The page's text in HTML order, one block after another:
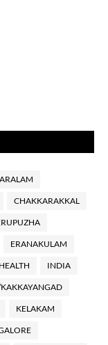
ARALAM
CHAKKARAKKAL
ERANAKULAM
HEALTH INDIA
KELAKAM